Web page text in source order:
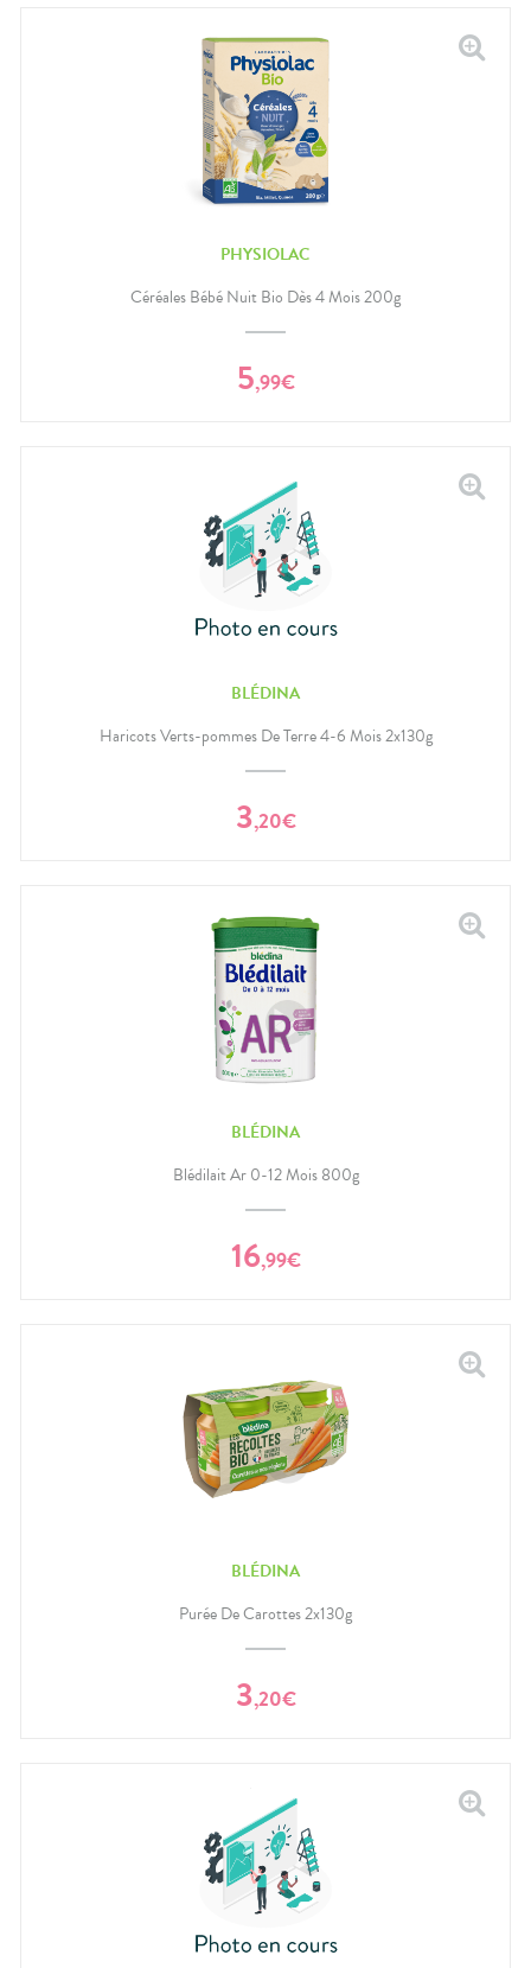
PHYSIOLAC
Céréales Bébé Nuit Bio Dès 4 Mois 200g
5,99€
BLÉDINA
Haricots Verts-pommes De Terre 4-6 Mois 2x130g
3,20€
BLÉDINA
Blédilait Ar 0-12 Mois 800g
16,99€
BLÉDINA
Purée De Carottes 2x130g
3,20€